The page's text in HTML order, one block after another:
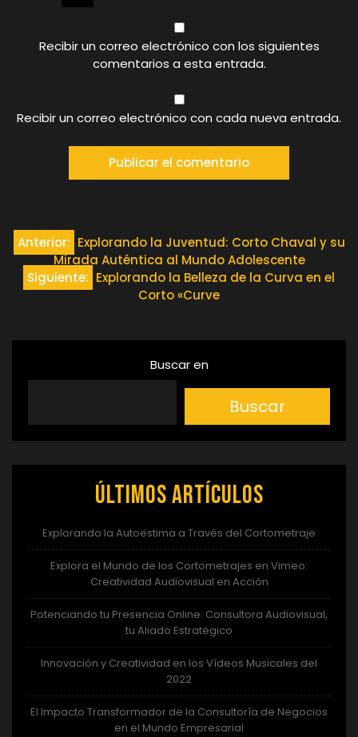
Recibir un correo electrónico con los siguientes
comentarios a esta entrada.
Recibir un correo electrónico con cada nueva entrada.
Navegación
de
Anterior: Explorando la Juventud: Corto Chaval y su
Mirada Auténtica al Mundo Adolescente
Siguiente: Explorando la Belleza de la Curva en el
Corto «Curve
Buscar en
Buscar
Últimos artículos
Explorando la Autoestima a Través del Cortometraje
Explora el Mundo de los Cortometrajes en Vimeo:
Creatividad Audiovisual en Acción
Potenciando tu Presencia Online: Consultora Audiovisual,
tu Aliado Estratégico
Innovación y Creatividad en los Vídeos Musicales del
2022
El Impacto Transformador de la Consultoría de Negocios
en el Mundo Empresarial